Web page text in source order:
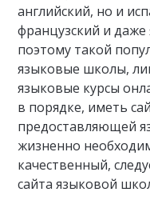
английский, но и
французский и
поэтому такой
языковые школы,
языковые курсы
в порядке, иметь
предоставляющей
жизненно
качественный,
сайта языковой